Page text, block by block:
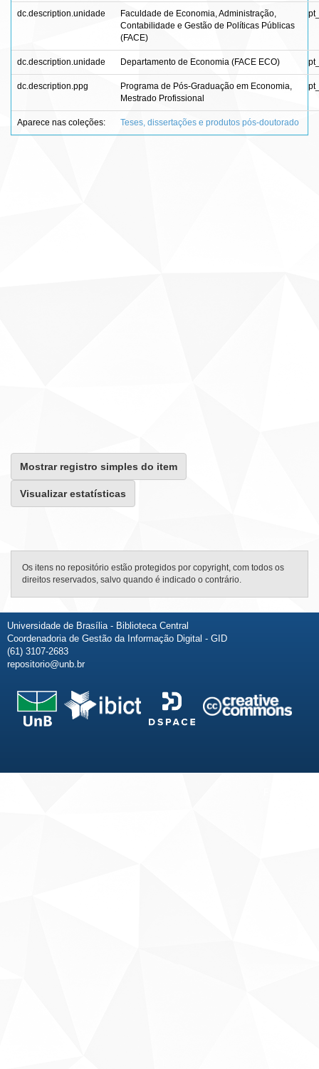
dc.description.unidade
Faculdade de Economia, Administração,
Contabilidade e Gestão de Políticas Públicas
(FACE)
dc.description.unidade Departamento de Economia (FACE ECO)
dc.description.ppg
Programa de Pós-Graduação em Economia,
Mestrado Profissional
Aparece nas coleções: Teses, dissertações e produtos pós-doutorado
Mostrar registro simples do item
Visualizar estatísticas
Os itens no repositório estão protegidos por copyright, com todos os
direitos reservados, salvo quando é indicado o contrário.
Universidade de Brasília - Biblioteca Central
Coordenadoria de Gestão da Informação Digital - GID
(61) 3107-2683
repositorio@unb.br